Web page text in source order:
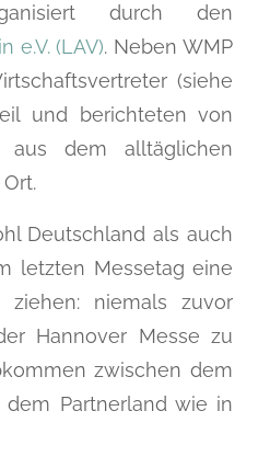
durch den
e.V. (LAV). Neben WMP
(siehe
und berichteten von
aus dem alltäglichen
Deutschland als auch
letzten Messetag eine
ziehen: niemals zuvor
Hannover Messe zu
zwischen dem
dem Partnerland wie in